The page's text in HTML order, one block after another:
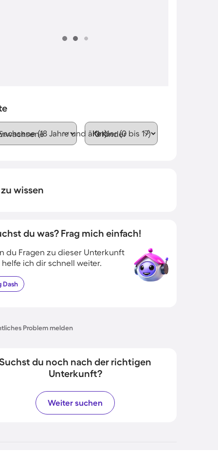
(18 Jahre und älter)Kinder (0 bis 17)
wissen
du was? Frag mich einfach!
du Fragen zu dieser Unterkunft
helfe ich dir schnell weiter.
Dash
Problem melden
du noch nach der richtigen
Unterkunft?
Weiter suchen